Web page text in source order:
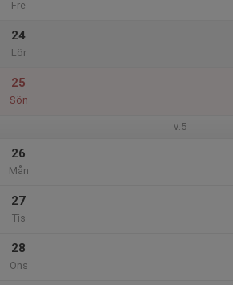
Fre
24
Lör
25
Sön
v.5
26
Mån
27
Tis
28
Ons